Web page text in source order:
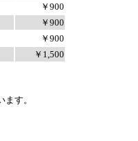
￥900
￥900
￥900
￥1,500
す。